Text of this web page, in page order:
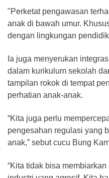
"Perketat pengawasan
anak di bawah umur.
dengan lingkungan
Ia juga menyerukan
dalam kurikulum sekolah
tampilan rokok di tempat
perhatian anak-anak.
“Kita juga perlu
pengesahan regulasi yang
anak,” sebut cucu Bung
“Kita tidak bisa